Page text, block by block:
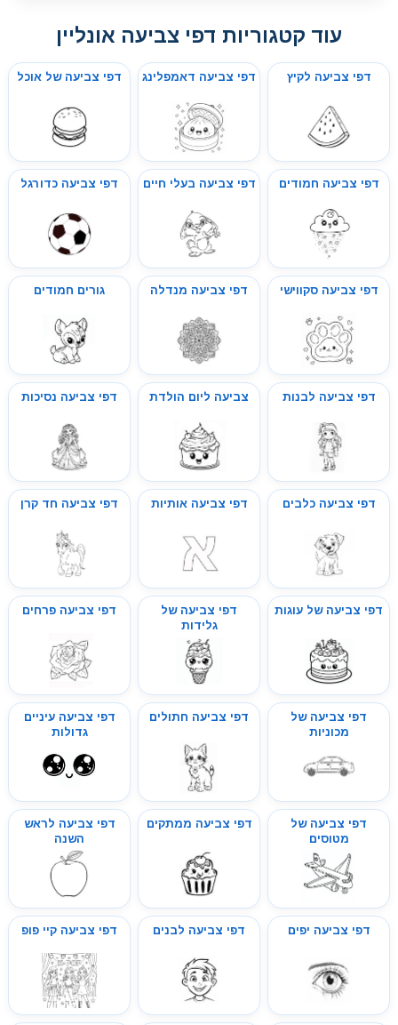
עוד קטגוריות דפי צביעה אונליין
דפי צביעה לקיץ דפי צביעה דאמפלינג דפי צביעה של אוכל
דפי צביעה חמודים דפי צביעה בעלי חיים דפי צביעה כדורגל
דפי צביעה סקווישי דפי צביעה מנדלה גורים חמודים
דפי צביעה לבנות צביעה ליום הולדת דפי צביעה נסיכות
דפי צביעה כלבים דפי צביעה אותיות דפי צביעה חד קרן
דפי צביעה של עוגות
דפי צביעה של
גלידות
דפי צביעה פרחים
דפי צביעה של
מכוניות
דפי צביעה חתולים
דפי צביעה עיניים
גדולות
דפי צביעה של
מטוסים
דפי צביעה ממתקים
דפי צביעה לראש
השנה
דפי צביעה יפים דפי צביעה לבנים דפי צביעה קיי פופ